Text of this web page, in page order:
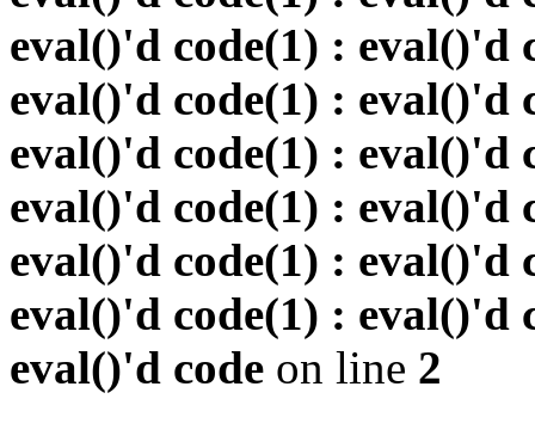
eval()'d code(1) : eval()'d
eval()'d code(1) : eval()'d
eval()'d code(1) : eval()'d
eval()'d code(1) : eval()'d
eval()'d code(1) : eval()'d
eval()'d code(1) : eval()'d
eval()'d code on line 2